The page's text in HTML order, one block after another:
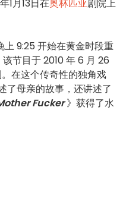
1月13日在奥林匹亚剧院上
9:25 开始在黄金时段重
该节目于 2010 年 6 月 26
在这个传奇性的独角戏
了母亲的故事，还讲述了
Fucker 》获得了水